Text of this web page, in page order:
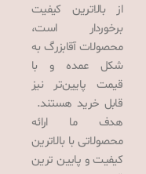
از بالاترین کیفیت
برخوردار است،
محصولات آقابزرگ به
شکل عمده و با
قیمت پایین‌تر نیز
قابل خرید هستند.
هدف ما ارائه
محصولاتی با بالاترین
کیفیت و پایین ترین